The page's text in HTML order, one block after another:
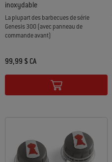
inoxydable
La plupart des barbecues de série
Genesis 300 (avec panneau de
commande avant)
99,99 $ CA
Color Options